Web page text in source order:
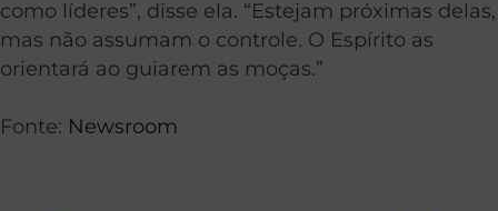
como líderes”, disse ela. “Estejam próximas delas,
mas não assumam o controle. O Espírito as
orientará ao guiarem as moças.”
Fonte: Newsroom